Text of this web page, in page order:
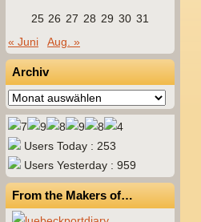
25 26 27 28 29 30 31
« Juni
Aug. »
Archiv
Archiv
Users Today : 253
Users Yesterday : 959
From the Makers of…